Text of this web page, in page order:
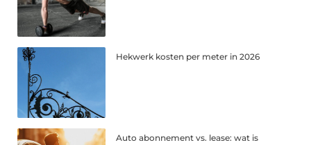
Hekwerk kosten per meter in 2026
Auto abonnement vs. lease: wat is